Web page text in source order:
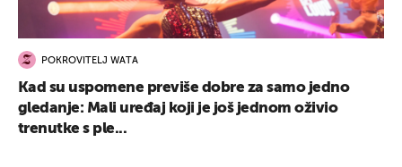
POKROVITELJ WATA
Kad su uspomene previše dobre za samo jedno
gledanje: Mali uređaj koji je još jednom oživio
trenutke s ple...